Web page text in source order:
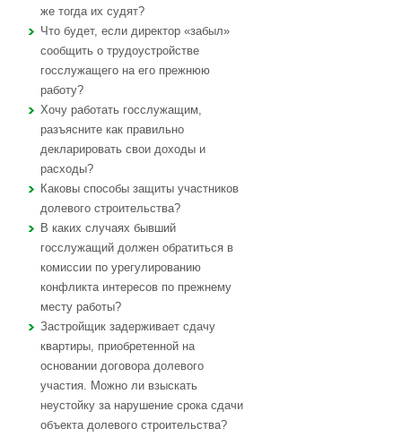
же тогда их судят?
Что будет, если директор «забыл»
сообщить о трудоустройстве
госслужащего на его прежнюю
работу?
Хочу работать госслужащим,
разъясните как правильно
декларировать свои доходы и
расходы?
Каковы способы защиты участников
долевого строительства?
В каких случаях бывший
госслужащий должен обратиться в
комиссии по урегулированию
конфликта интересов по прежнему
месту работы?
Застройщик задерживает сдачу
квартиры, приобретенной на
основании договора долевого
участия. Можно ли взыскать
неустойку за нарушение срока сдачи
объекта долевого строительства?